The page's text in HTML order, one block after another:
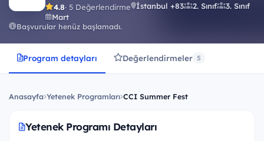
4.8· 5 Değerlendirme İstanbul +83 2. Sınıf
3. Sınıf
Mart
Başvurular henüz başlamadı.
Program detayları Değerlendirmeler 5
Anasayfa Yetenek Programları CCI Summer Fest
Yetenek Programı Detayları